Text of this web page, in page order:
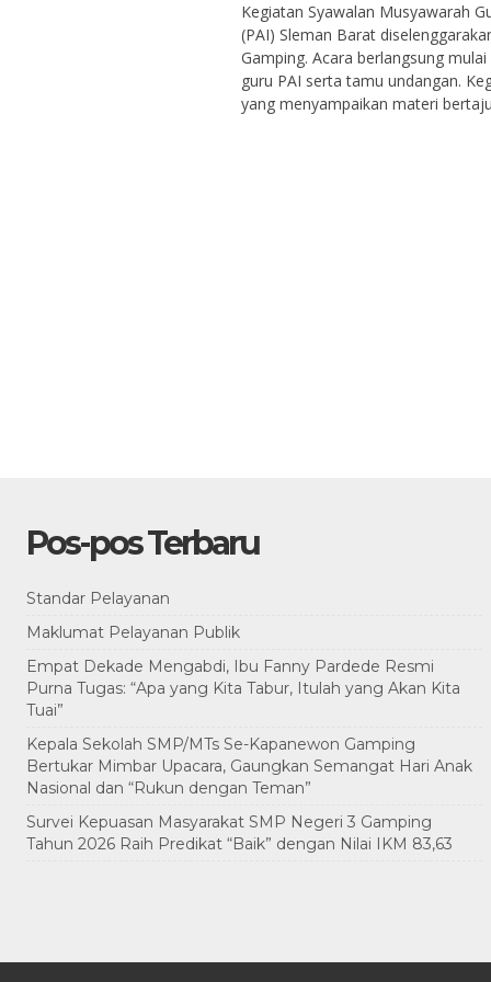
Kegiatan Syawalan Musyawarah
(PAI) Sleman Barat
Gamping. Acara berlangsung
guru PAI serta tamu undangan.
yang menyampaikan materi
Pos-pos Terbaru
Standar Pelayanan
Maklumat Pelayanan Publik
Empat Dekade Mengabdi, Ibu Fanny Pardede Resmi
Purna Tugas: “Apa yang Kita Tabur, Itulah yang Akan Kita
Tuai”
Kepala Sekolah SMP/MTs Se-Kapanewon Gamping
Bertukar Mimbar Upacara, Gaungkan Semangat Hari Anak
Nasional dan “Rukun dengan Teman”
Survei Kepuasan Masyarakat SMP Negeri 3 Gamping
Tahun 2026 Raih Predikat “Baik” dengan Nilai IKM 83,63